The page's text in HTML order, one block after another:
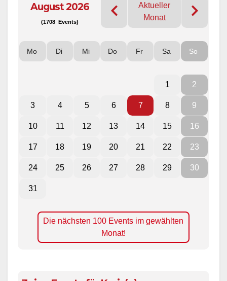
August 2026
(1708 Events)
Aktueller
Monat
Mo Di Mi Do Fr Sa So
1 2
3 4 5 6 7 8 9
10 11 12 13 14 15 16
17 18 19 20 21 22 23
24 25 26 27 28 29 30
31
Die nächsten 100 Events im gewählten
Monat!